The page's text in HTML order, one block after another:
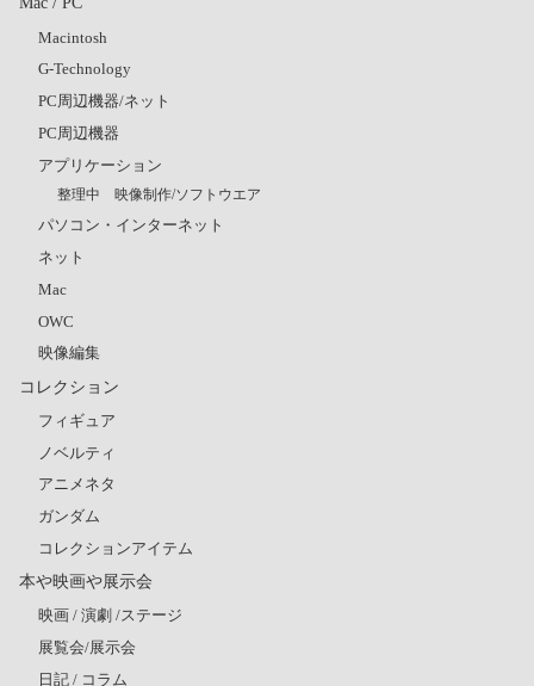
Macintosh
G-Technology
PC周辺機器/ネット
PC周辺機器
アプリケーション
整理中 映像制作/ソフトウエア
パソコン・インターネット
ネット
Mac
OWC
映像編集
コレクション
フィギュア
ノベルティ
アニメネタ
ガンダム
コレクションアイテム
本や映画や展示会
映画 / 演劇 /ステージ
展覧会/展示会
日記 / コラム